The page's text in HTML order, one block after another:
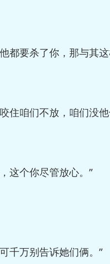
都要杀了你，那与其
住咱们不放，咱们没
这个你尽管放心。”
千万别告诉她们俩。”